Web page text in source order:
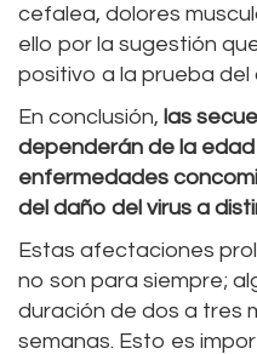
cefalea, dolores
ello por la sugestión
positivo a la prueba del
En conclusión, las
dependerán de la
enfermedades
del daño del virus a
Estas afectaciones
no son para siempre;
duración de dos a tres
semanas. Esto es